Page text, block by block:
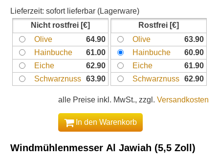
Lieferzeit: sofort lieferbar (Lagerware)
Nicht rostfrei
Olive
64.90
Hainbuche
61.00
Eiche
62.90
Schwarznuss
63.90
Rostfrei
Olive
63.90
Hainbuche
60.90
Eiche
61.90
Schwarznuss
62.90
alle Preise inkl. MwSt., zzgl. Versandkosten
In den Warenkorb
Windmühlenmesser Al Jawiah (5,5 Zoll)